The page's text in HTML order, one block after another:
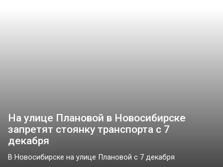
На улице Плановой в Новосибирске
запретят стоянку транспорта с 7
декабря
В Новосибирске на улице Плановой с 7 декабря